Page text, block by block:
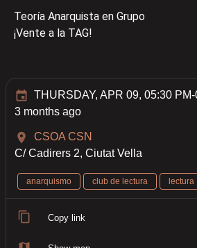
Teoría Anarquista en Grupo
¡Vente a la TAG!
THURSDAY, APR 09, 05:30 PM-
3 months ago
CSOA CSN
C/ Cadirers 2, Ciutat Vella
anarquismo club de lectura lectura
Copy link